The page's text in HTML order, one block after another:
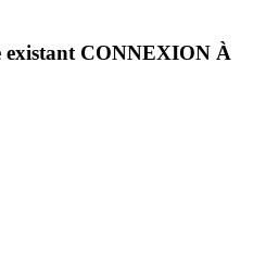
existant CONNEXION À